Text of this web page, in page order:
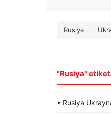
Rusiya
"Rusiya"
• Rusiya